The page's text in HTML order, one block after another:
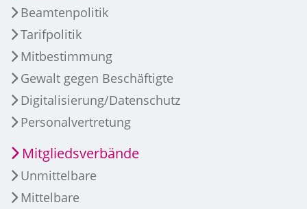
Beamtenpolitik
Tarifpolitik
Mitbestimmung
Gewalt gegen Beschäftigte
Digitalisierung/Datenschutz
Personalvertretung
Mitgliedsverbände
Unmittelbare
Mittelbare